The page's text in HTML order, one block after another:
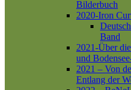
Bilderbuch
2020-Iron
Band
2021-Über
und
2021 – Von
Entlang der